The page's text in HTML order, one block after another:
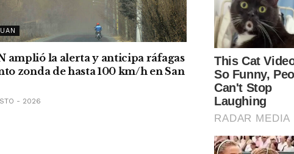
amplió la alerta y anticipa ráfagas
zonda de hasta 100 km/h en San
- 2026